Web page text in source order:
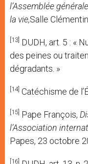
l’Assemblée
la vie,Salle
[13] DUDH, art. 5 : «
des peines ou
dégradants. »
[14] Catéchisme de
[15] Pape François,
l’Association
Papes, 23 octobre
[16]